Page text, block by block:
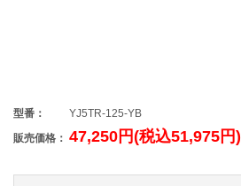
型番：
YJ5TR-125-YB
販売価格： 47,250円(税込51,975円)